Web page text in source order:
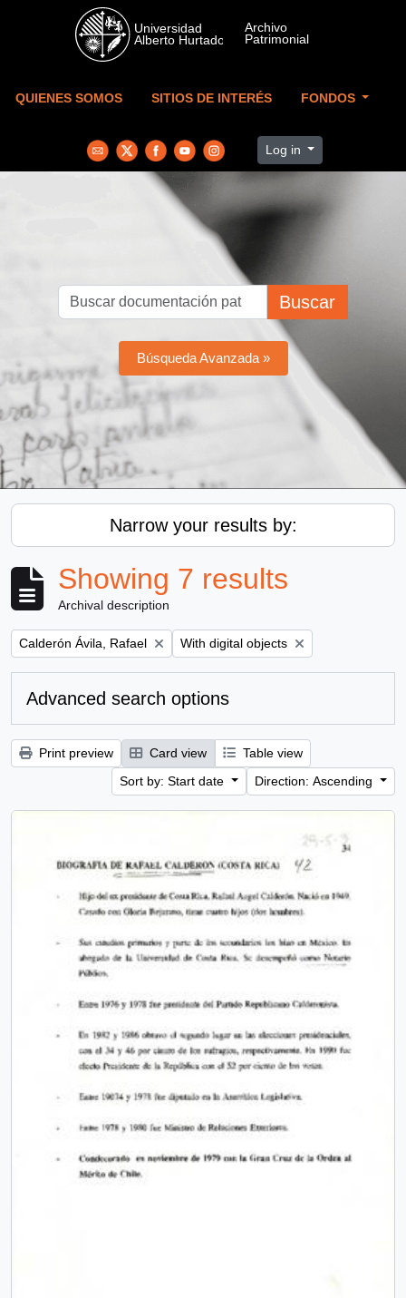
Skip to main content
QUIENES SOMOS SITIOS DE INTERÉS FONDOS
Log in
Buscar
Búsqueda Avanzada »
Narrow your results by:
Showing 7 results
Archival description
Remove filter:
Calderón Ávila, Rafael Remove filter:
With digital objects
Advanced search options
Print preview Card view
Table view
Sort by: Start date
Direction: Ascending